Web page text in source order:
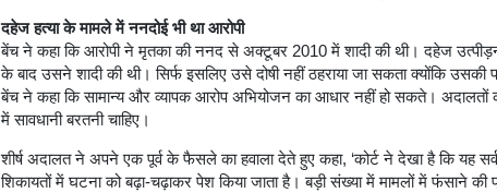
दहेज हत्या के मामले में ननदोई भी था आरोपी
बेंच ने कहा कि आरोपी ने मृतका की ननद से अक्टूबर 2010 में शादी की थी। दहेज
के बाद उसने शादी की थी। सिर्फ इसलिए उसे दोषी नहीं ठहराया जा सकता क्योंकि उसकी
बेंच ने कहा कि सामान्य और व्यापक आरोप अभियोजन का आधार नहीं हो सकते। अदालतों
में सावधानी बरतनी चाहिए।
शीर्ष अदालत ने अपने एक पूर्व के फैसले का हवाला देते हुए कहा, ‘कोर्ट ने देखा है कि यह
शिकायतों में घटना को बढ़ा-चढ़ाकर पेश किया जाता है। बड़ी संख्या में मामलों में फंसाने की